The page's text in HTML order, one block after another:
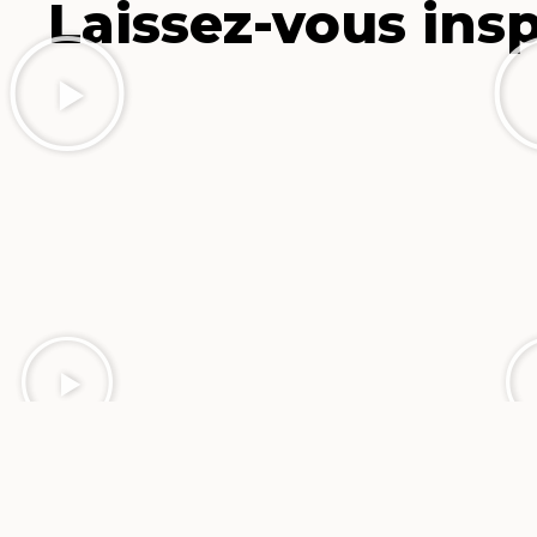
Laissez-vous